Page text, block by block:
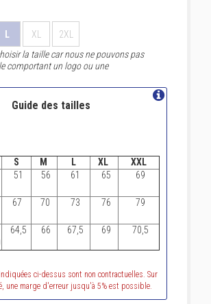
L XL
2XL
la taille car nous ne pouvons pas
comportant un logo ou une
Guide des tailles
S M L XL
XXL
51 56 61 65 69
67 70 73 76 79
64,5 66 67,5 69 70,5
ci-dessus sont non contractuelles. Sur
une marge d'erreur jusqu'à 5% est possible.